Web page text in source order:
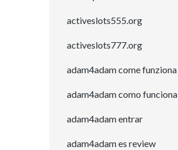
activeslots555.org
activeslots777.org
adam4adam come funziona
adam4adam como funciona
adam4adam entrar
adam4adam es review